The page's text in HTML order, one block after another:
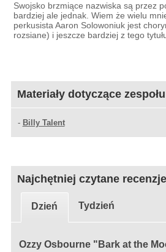
Swojsko brzmiące nazwiska są przez
bardziej ale jednak. Wiem że wielu
perkusista Aaron Solowoniuk jest
rozsiane) i jeszcze bardziej z tego
Materiały dotyczące zespołu
- Billy Talent
Najchętniej czytane recenzje
Dzień Tydzień
Ozzy Osbourne "Bark at the